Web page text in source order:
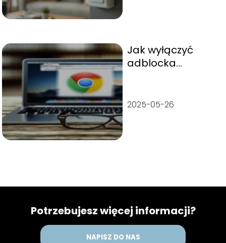
Jak wyłączyć
adblocka
2025-05-26
Potrzebujesz więcej informacji?
NAPISZ DO NAS